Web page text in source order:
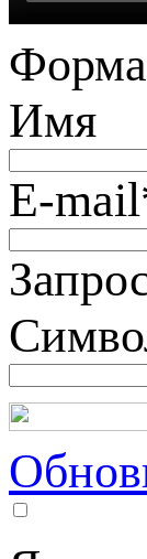
Форма
Имя
E-mail